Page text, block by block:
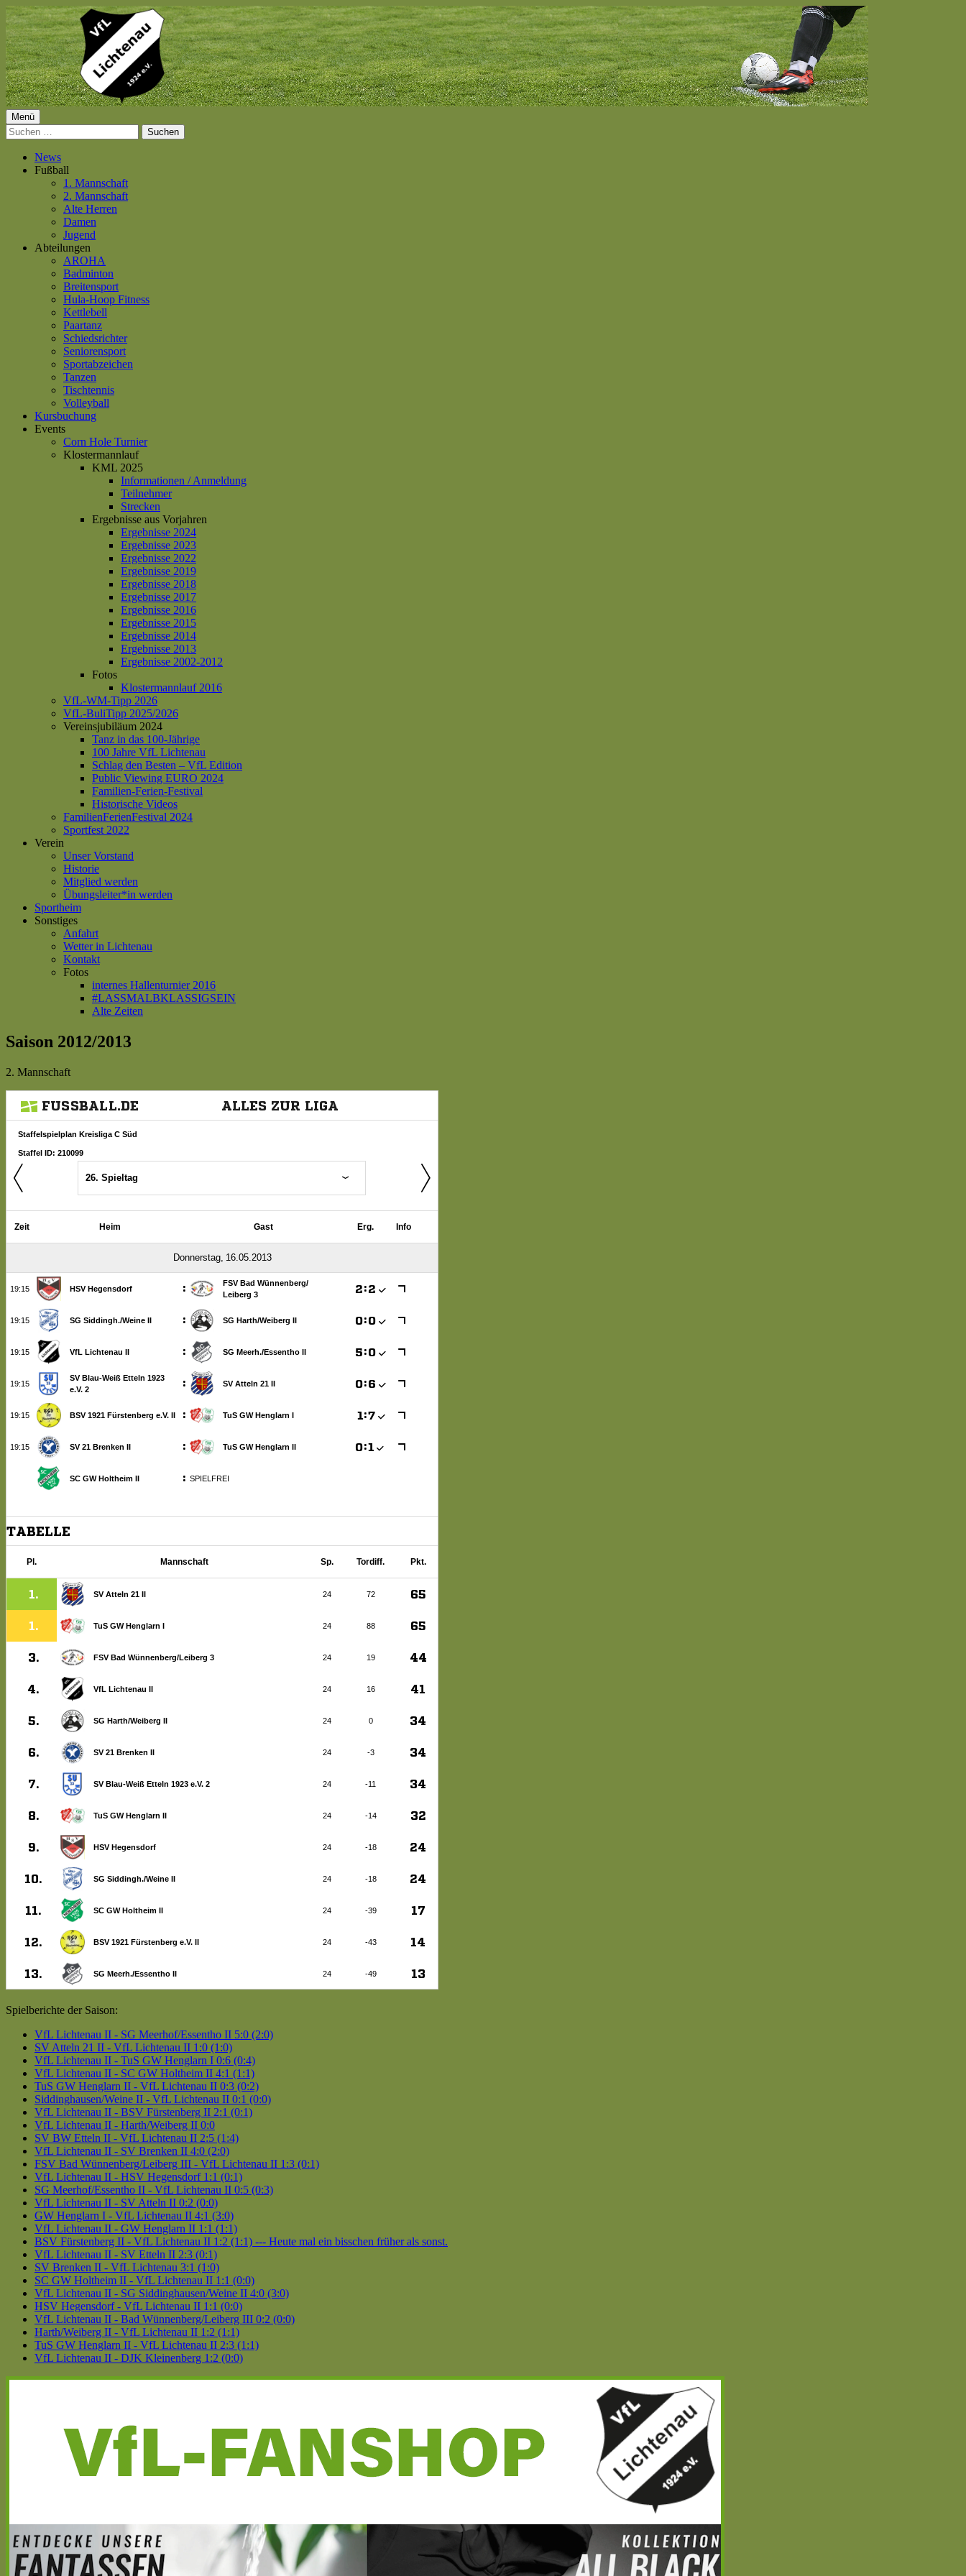
Springe
zum
Inhalt
VfL Lichtenau 1924 e.V.
Primäres
Menü
Menü
Suchen
nach:
News
Fußball
1. Mannschaft
2. Mannschaft
Alte Herren
Damen
Jugend
Abteilungen
AROHA
Badminton
Breitensport
Hula-Hoop Fitness
Kettlebell
Paartanz
Schiedsrichter
Seniorensport
Sportabzeichen
Tanzen
Tischtennis
Volleyball
Kursbuchung
Events
Corn Hole Turnier
Klostermannlauf
KML 2025
Informationen / Anmeldung
Teilnehmer
Strecken
Ergebnisse aus Vorjahren
Ergebnisse 2024
Ergebnisse 2023
Ergebnisse 2022
Ergebnisse 2019
Ergebnisse 2018
Ergebnisse 2017
Ergebnisse 2016
Ergebnisse 2015
Ergebnisse 2014
Ergebnisse 2013
Ergebnisse 2002-2012
Fotos
Klostermannlauf 2016
VfL-WM-Tipp 2026
VfL-BuliTipp 2025/2026
Vereinsjubiläum 2024
Tanz in das 100-Jährige
100 Jahre VfL Lichtenau
Schlag den Besten – VfL Edition
Public Viewing EURO 2024
Familien-Ferien-Festival
Historische Videos
FamilienFerienFestival 2024
Sportfest 2022
Verein
Unser Vorstand
Historie
Mitglied werden
Übungsleiter*in werden
Sportheim
Sonstiges
Anfahrt
Wetter in Lichtenau
Kontakt
Fotos
internes Hallenturnier 2016
#LASSMALBKLASSIGSEIN
Alte Zeiten
Saison 2012/2013
2. Mannschaft
Spielberichte der Saison:
VfL Lichtenau II - SG Meerhof/Essentho II 5:0 (2:0)
SV Atteln 21 II - VfL Lichtenau II 1:0 (1:0)
VfL Lichtenau II - TuS GW Henglarn I 0:6 (0:4)
VfL Lichtenau II - SC GW Holtheim II 4:1 (1:1)
TuS GW Henglarn II - VfL Lichtenau II 0:3 (0:2)
Siddinghausen/Weine II - VfL Lichtenau II 0:1 (0:0)
VfL Lichtenau II - BSV Fürstenberg II 2:1 (0:1)
VfL Lichtenau II - Harth/Weiberg II 0:0
SV BW Etteln II - VfL Lichtenau II 2:5 (1:4)
VfL Lichtenau II - SV Brenken II 4:0 (2:0)
FSV Bad Wünnenberg/Leiberg III - VfL Lichtenau II 1:3 (0:1)
VfL Lichtenau II - HSV Hegensdorf 1:1 (0:1)
SG Meerhof/Essentho II - VfL Lichtenau II 0:5 (0:3)
VfL Lichtenau II - SV Atteln II 0:2 (0:0)
GW Henglarn I - VfL Lichtenau II 4:1 (3:0)
VfL Lichtenau II - GW Henglarn II 1:1 (1:1)
BSV Fürstenberg II - VfL Lichtenau II 1:2 (1:1) --- Heute mal ein bisschen früher als sonst.
VfL Lichtenau II - SV Etteln II 2:3 (0:1)
SV Brenken II - VfL Lichtenau 3:1 (1:0)
SC GW Holtheim II - VfL Lichtenau II 1:1 (0:0)
VfL Lichtenau II - SG Siddinghausen/Weine II 4:0 (3:0)
HSV Hegensdorf - VfL Lichtenau II 1:1 (0:0)
VfL Lichtenau II - Bad Wünnenberg/Leiberg III 0:2 (0:0)
Harth/Weiberg II - VfL Lichtenau II 1:2 (1:1)
TuS GW Henglarn II - VfL Lichtenau II 2:3 (1:1)
VfL Lichtenau II - DJK Kleinenberg 1:2 (0:0)
Haupt-